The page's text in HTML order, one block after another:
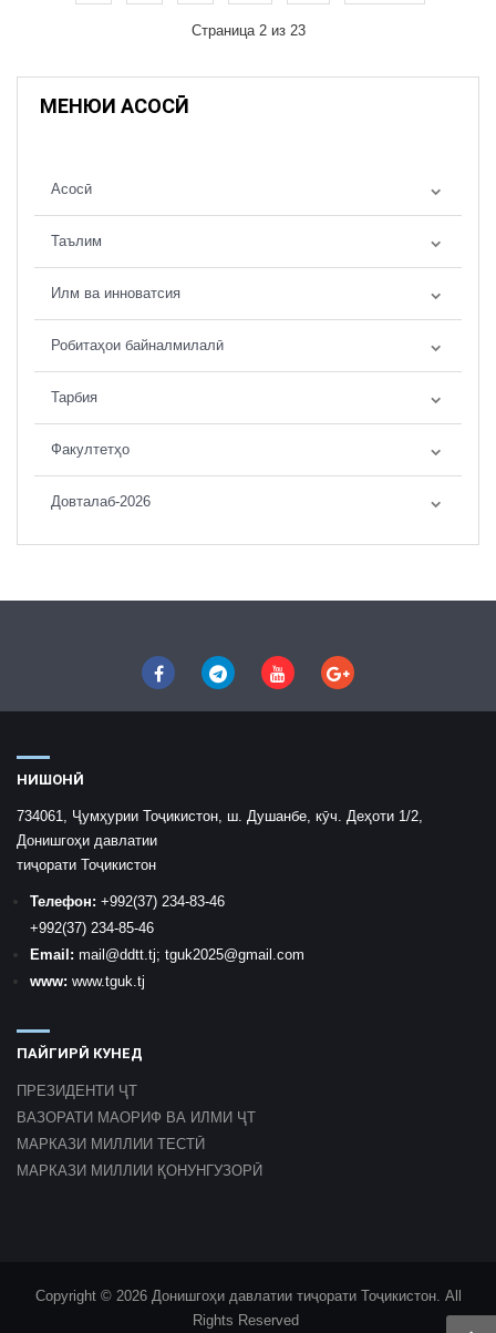
Страница 2 из 23
МЕНЮИ АСОСӢ
Асосӣ
Таълим
Илм ва инноватсия
Робитаҳои байналмилалӣ
Тарбия
Факултетҳо
Довталаб-2026
НИШОНӢ
734061, Ҷумҳурии Тоҷикистон, ш. Душанбе, кӯч. Деҳоти 1/2,
Донишгоҳи давлатии
тиҷорати Тоҷикистон
Телефон: +992(37) 234-83-46
+992(37) 234-85-46
Email: mail @ddtt.tj; tguk2025@gmail.com
www: www.tguk.tj
ПАЙГИРӢ КУНЕД
ПРЕЗИДЕНТИ ҶТ
ВАЗОРАТИ МАОРИФ ВА ИЛМИ ҶТ
МАРКАЗИ МИЛЛИИ ТЕСТӢ
МАРКАЗИ МИЛЛИИ ҚОНУНГУЗОРӢ
Copyright © 2026 Донишгоҳи давлатии тиҷорати Тоҷикистон. All
Rights Reserved